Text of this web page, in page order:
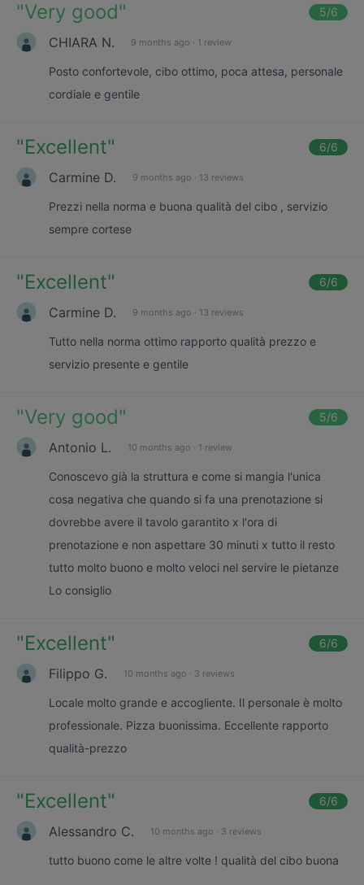
"Very good" 5/6
CHIARA N. 9 months ago · 1 review
Posto confortevole, cibo ottimo, poca attesa, personale
cordiale e gentile
"Excellent" 6/6
Carmine D. 9 months ago · 13 reviews
Prezzi nella norma e buona qualità del cibo , servizio
sempre cortese
"Excellent" 6/6
Carmine D. 9 months ago · 13 reviews
Tutto nella norma ottimo rapporto qualità prezzo e
servizio presente e gentile
"Very good" 5/6
Antonio L. 10 months ago · 1 review
Conoscevo già la struttura e come si mangia l'unica
cosa negativa che quando si fa una prenotazione si
dovrebbe avere il tavolo garantito x l'ora di
prenotazione e non aspettare 30 minuti x tutto il resto
tutto molto buono e molto veloci nel servire le pietanze
Lo consiglio
"Excellent" 6/6
Filippo G. 10 months ago · 3 reviews
Locale molto grande e accogliente. Il personale è molto
professionale. Pizza buonissima. Eccellente rapporto
qualità-prezzo
"Excellent" 6/6
Alessandro C. 10 months ago · 3 reviews
tutto buono come le altre volte ! qualità del cibo buona